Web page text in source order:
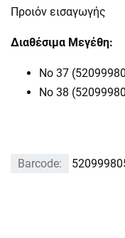
Προιόν εισαγωγής
Διαθέσιμα Μεγέθη:
Nο 37
Νο 38
Barcode: